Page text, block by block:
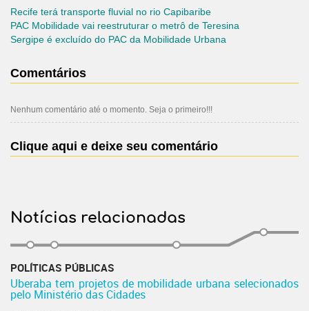
Recife terá transporte fluvial no rio Capibaribe
PAC Mobilidade vai reestruturar o metrô de Teresina
Sergipe é excluído do PAC da Mobilidade Urbana
Comentários
Nenhum comentário até o momento. Seja o primeiro!!!
Clique aqui e deixe seu comentário
Notícias relacionadas
POLÍTICAS PÚBLICAS
Uberaba tem projetos de mobilidade urbana selecionados
pelo Ministério das Cidades